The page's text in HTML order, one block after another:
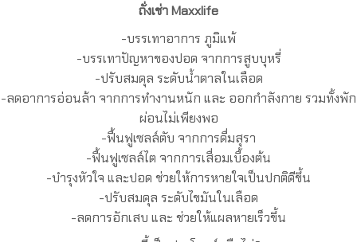
ถั่งเช่า Maxxlife
-บรรเทาอาการ ภูมิแพ้
-บรรเทาปัญหาของปอด จากการสูบบุหรี่
-ปรับสมดุล ระดับนํ้าตาลในเลือด
-ลดอาการอ่อนล้า จากการทำงานหนัก และ ออกกำลังกาย รวมทั้งพัก
ผ่อนไม่เพียงพอ
-ฟื้นฟูเซลล์ตับ จากการดื่มสุรา
-ฟื้นฟูเซลล์ไต จากการเสื่อมเบื้องต้น
-บำรุงหัวใจ และปอด ช่วยให้การหายใจเป็นปกติดีขึ้น
-ปรับสมดุล ระดับไขมันในเลือด
-ลดการอักเสบ และ ช่วยให้แผลหายเร็วขึ้น